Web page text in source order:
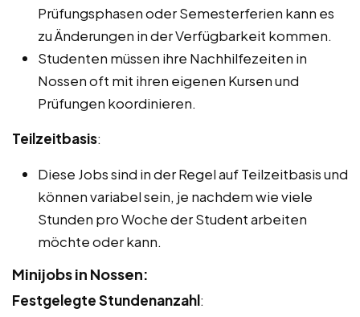
Prüfungsphasen oder Semesterferien kann es
zu Änderungen in der Verfügbarkeit kommen.
Studenten müssen ihre Nachhilfezeiten in
Nossen oft mit ihren eigenen Kursen und
Prüfungen koordinieren.
Teilzeitbasis:
Diese Jobs sind in der Regel auf Teilzeitbasis und
können variabel sein, je nachdem wie viele
Stunden pro Woche der Student arbeiten
möchte oder kann.
Minijobs in Nossen:
Festgelegte Stundenanzahl: